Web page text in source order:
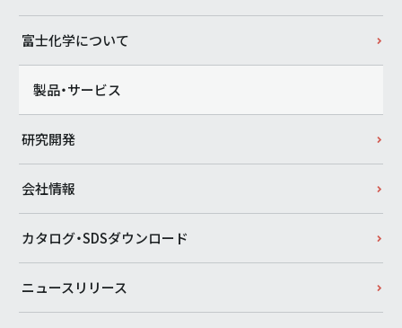
富士化学について
製品・サービス
研究開発
会社情報
カタログ・SDSダウンロード
ニュースリリース